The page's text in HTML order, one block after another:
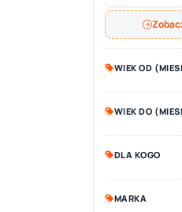
WIEK OD
WIEK DO
DLA KOGO
MARKA